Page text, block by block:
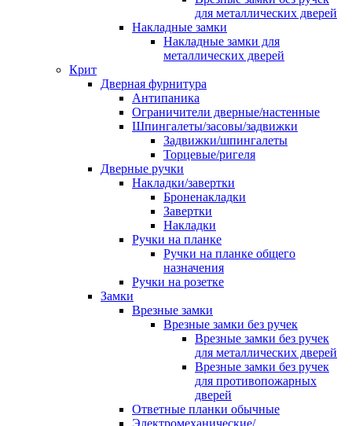
для металлических дверей
Накладные замки
Накладные замки для
металлических дверей
Крит
Дверная фурнитура
Антипаника
Ограничители дверные/настенные
Шпингалеты/засовы/задвижки
Задвижки/шпингалеты
Торцевые/ригеля
Дверные ручки
Накладки/завертки
Броненакладки
Завертки
Накладки
Ручки на планке
Ручки на планке общего
назначения
Ручки на розетке
Замки
Врезные замки
Врезные замки без ручек
Врезные замки без ручек
для металлических дверей
Врезные замки без ручек
для противопожарных
дверей
Ответные планки обычные